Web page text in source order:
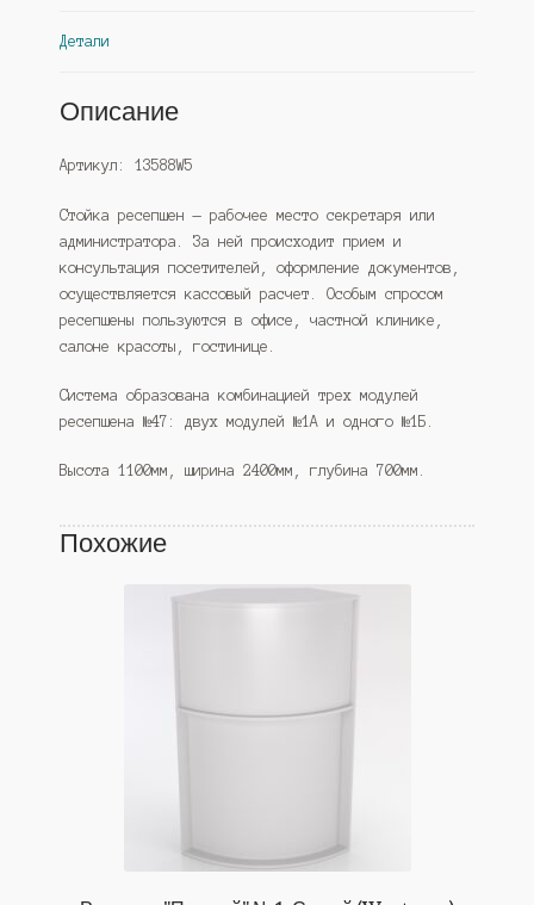
Детали
Описание
Артикул: 13588W5
Стойка ресепшен — рабочее место секретаря или
администратора. За ней происходит прием и
консультация посетителей, оформление документов,
осуществляется кассовый расчет. Особым спросом
ресепшены пользуются в офисе, частной клинике,
салоне красоты, гостинице.
Система образована комбинацией трех модулей
ресепшена №47: двух модулей №1А и одного №1Б.
Высота 1100мм, ширина 2400мм, глубина 700мм.
Похожие